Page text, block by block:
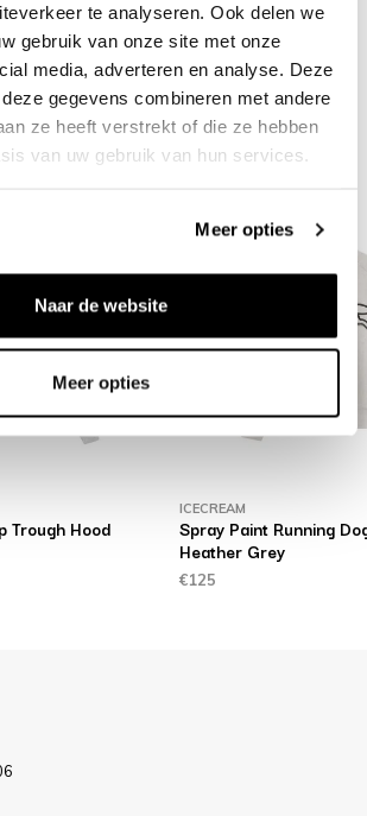
te analyseren. Ook delen we
gebruik van onze site met onze
media, adverteren en analyse. Deze
gegevens combineren met andere
ze heeft verstrekt of die ze hebben
van uw gebruik van hun services.
Meer opties
Naar de website
Meer opties
products
Trough Hood
ICECREAM
Spray Paint Running
Heather Grey
€125